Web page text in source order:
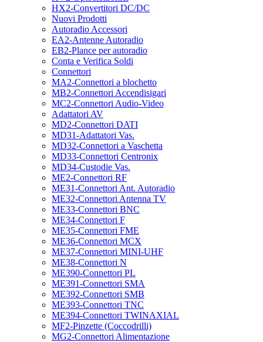
HX2-Convertitori DC/DC
Nuovi Prodotti
Autoradio Accessori
EA2-Antenne Autoradio
EB2-Plance per autoradio
Conta e Verifica Soldi
Connettori
MA2-Connettori a blochetto
MB2-Connettori Accendisigari
MC2-Connettori Audio-Video
Adattatori AV
MD2-Connettori DATI
MD31-Adattatori Vas.
MD32-Connettori a Vaschetta
MD33-Connettori Centronix
MD34-Custodie Vas.
ME2-Connettori RF
ME31-Connettori Ant. Autoradio
ME32-Connettori Antenna TV
ME33-Connettori BNC
ME34-Connettori F
ME35-Connettori FME
ME36-Connettori MCX
ME37-Connettori MINI-UHF
ME38-Connettori N
ME390-Connettori PL
ME391-Connettori SMA
ME392-Connettori SMB
ME393-Connettori TNC
ME394-Connettori TWINAXIAL
MF2-Pinzette (Coccodrilli)
MG2-Connettori Alimentazione